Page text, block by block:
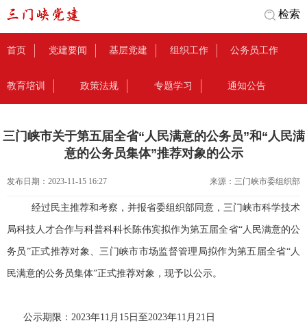
检索
首页 党建要闻 基层党建 组织工作 公务员工作
教育培训 政策法规 专题学习 通知公告
三门峡市关于第五届全省“人民满意的公务员”和“人民满
意的公务员集体”推荐对象的公示
发布日期： 2023-11-15 16:27 来源： 三门峡市委组织部
经过民主推荐和考察，并报省委组织部同意，三门峡市科学技术
局科技人才合作与科普科科长陈伟宾拟作为第五届全省“人民满意的公
务员”正式推荐对象、三门峡市市场监督管理局拟作为第五届全省“人
民满意的公务员集体”正式推荐对象，现予以公示。
公示期限：2023年11月15日至2023年11月21日